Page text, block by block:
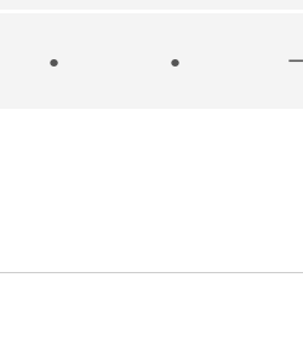
● ● ー